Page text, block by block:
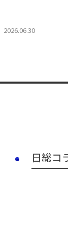
2026.06.30
日総コ